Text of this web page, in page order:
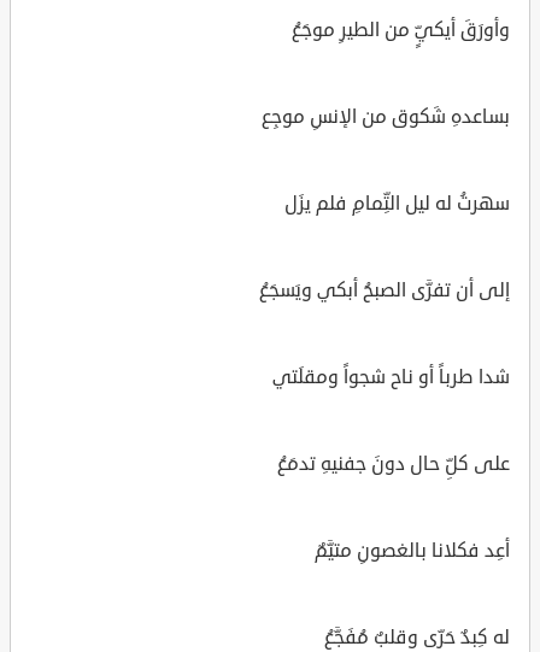
وأورَقَ أيكيٍّ من الطيرِ موجَعُ
بساعدهِ شَكوق من الإنسِ موجِع
سهرتُ له ليل التِّمامِ فلم يزَل
إلى أن تفرَّى الصبحُ أبكي ويَسجَعُ
شدا طرباً أو ناح شجواً ومقلَتي
على كلِّ حال دونَ جفنيهِ تدمَعُ
أعِد فكلانا بالغصونِ متيَّمٌ
له كِبدٌ حَرّى وقلبٌ مُفَجَّعُ